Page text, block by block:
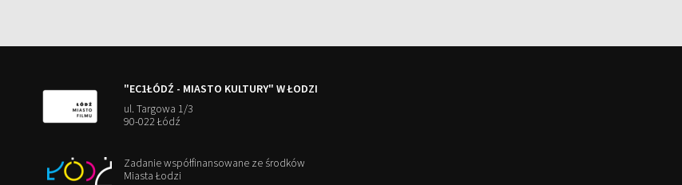
"EC1ŁÓDŹ - MIASTO KULTURY" W ŁODZI
ul. Targowa 1/3
90-022 Łódź
Zadanie współfinansowane ze środków
Miasta Łodzi